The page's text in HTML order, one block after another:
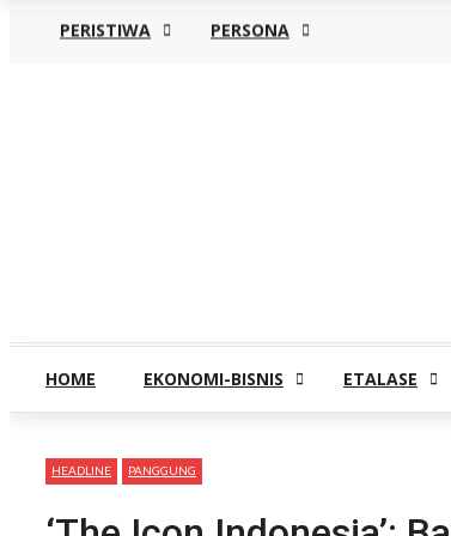
HOME EKONOMI-BISNIS ETALASE
PERISTIWA PERSONA
HEADLINE PANGGUNG